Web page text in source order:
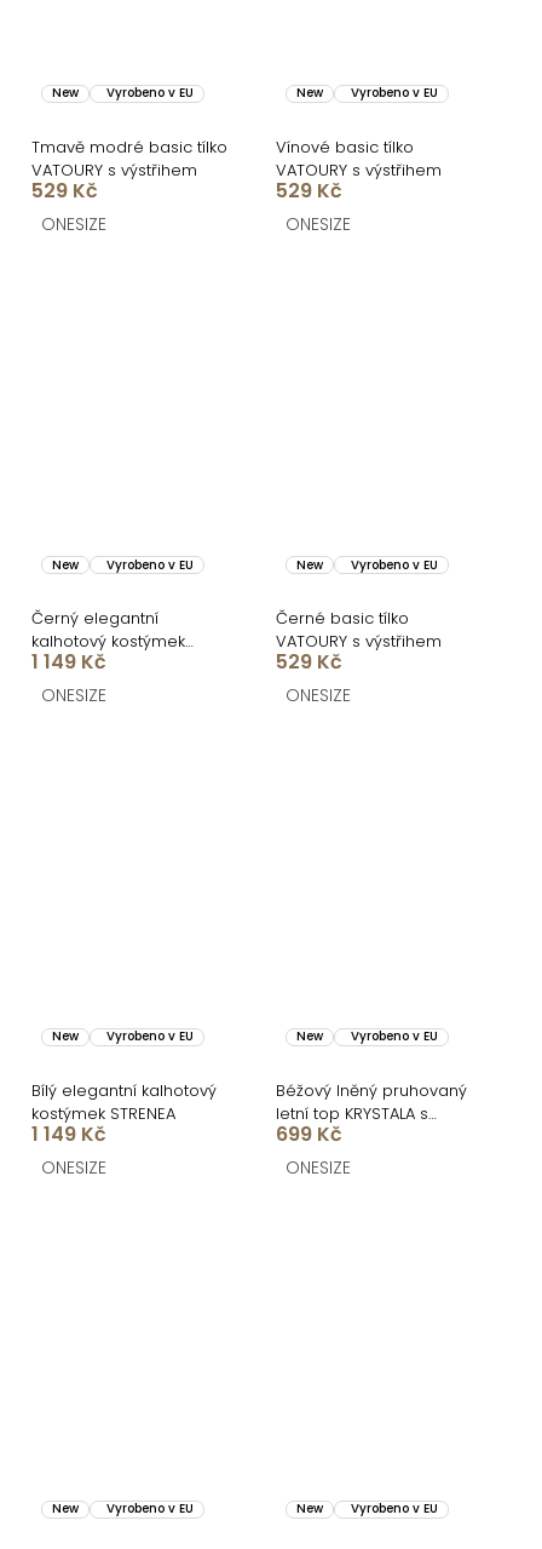
New Vyrobeno v EU
Tmavě modré basic tílko
VATOURY s výstřihem
529 Kč
ONESIZE
New Vyrobeno v EU
Vínové basic tílko
VATOURY s výstřihem
529 Kč
ONESIZE
New Vyrobeno v EU
Černý elegantní
kalhotový kostýmek
STRENEA
1 149 Kč
ONESIZE
New Vyrobeno v EU
Černé basic tílko
VATOURY s výstřihem
529 Kč
ONESIZE
New Vyrobeno v EU
Bílý elegantní kalhotový
kostýmek STRENEA
1 149 Kč
ONESIZE
New Vyrobeno v EU
Béžový lněný pruhovaný
letní top KRYSTALA s
bavlnou
699 Kč
ONESIZE
New Vyrobeno v EU New Vyrobeno v EU